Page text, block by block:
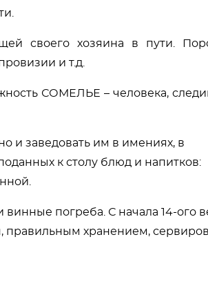
своего хозяина в пути.
и т.д.
СОМЕЛЬЕ – человека,
и заведовать им в имениях, в
к столу блюд и напитков:
погреба. С начала 14-ого
правильным хранением,